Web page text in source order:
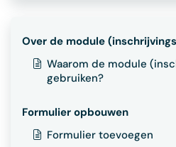
Over de module
Waarom de module
gebruiken?
Formulier opbouwen
Formulier toevoegen